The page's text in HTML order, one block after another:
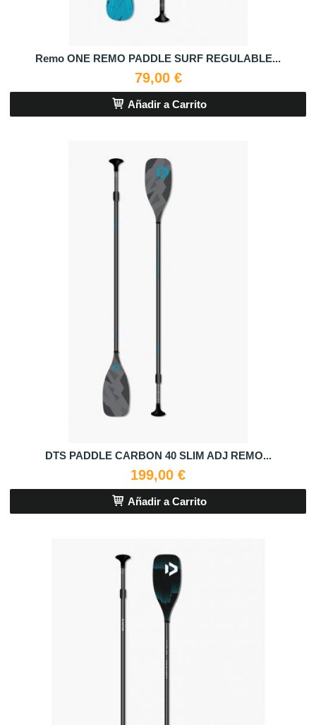
Remo ONE REMO PADDLE SURF REGULABLE...
79,00 €
Añadir a Carrito
DTS PADDLE CARBON 40 SLIM ADJ REMO...
199,00 €
Añadir a Carrito